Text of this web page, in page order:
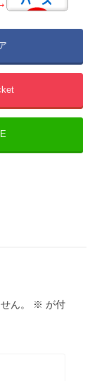
ん。 ※ が付